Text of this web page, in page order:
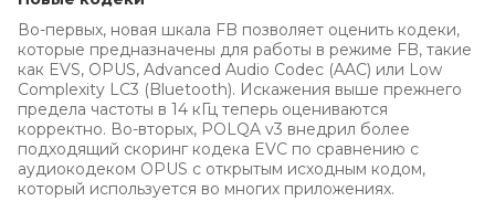
Во-первых, новая шкала FB позволяет оценить кодеки,
которые предназначены для работы в режиме FB, такие
как EVS, OPUS, Advanced Audio Codec (AAC) или Low
Complexity LC3 (Bluetooth). Искажения выше прежнего
предела частоты в 14 кГц теперь оцениваются
корректно. Во-вторых, POLQA v3 внедрил более
подходящий скоринг кодека EVC по сравнению с
аудиокодеком OPUS с открытым исходным кодом,
который используется во многих приложениях.